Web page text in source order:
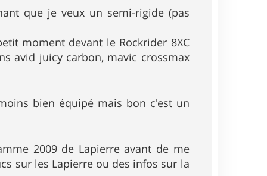
que je veux un semi-rigide (pas
moment devant le Rockrider 8XC
avid juicy carbon, mavic crossmax
bien équipé mais bon c'est un
2009 de Lapierre avant de me
sur les Lapierre ou des infos sur la